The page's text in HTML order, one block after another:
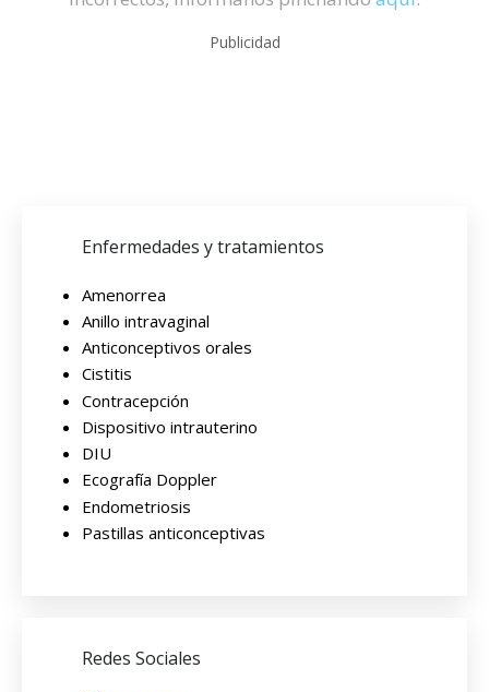
Publicidad
Enfermedades y tratamientos
Amenorrea
Anillo intravaginal
Anticonceptivos orales
Cistitis
Contracepción
Dispositivo intrauterino
DIU
Ecografía Doppler
Endometriosis
Pastillas anticonceptivas
Redes Sociales